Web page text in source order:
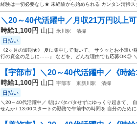
経験は一切必要なし★ 未経験から始められる カンタン清掃ス
＼20～40代活躍中／月収21万円以上
時給1,100円 山口 米川駅 清掃
日払い
《2ヶ月の短期★》 夏に集中して働いて、 サクッとお小遣
行の資金の足しに……』 などを、どんな理由でも応募OK◎
【宇部市】＼20～40代活躍中／《時
時給1,100円 山口 宇部市 東新川駅 清掃
日払い
＼20～40代活躍中／ 朝はバタバタせずにゆっくり起きて、
せんか♪ 13:00スタートの勤務で午前中の時間を 自分のため